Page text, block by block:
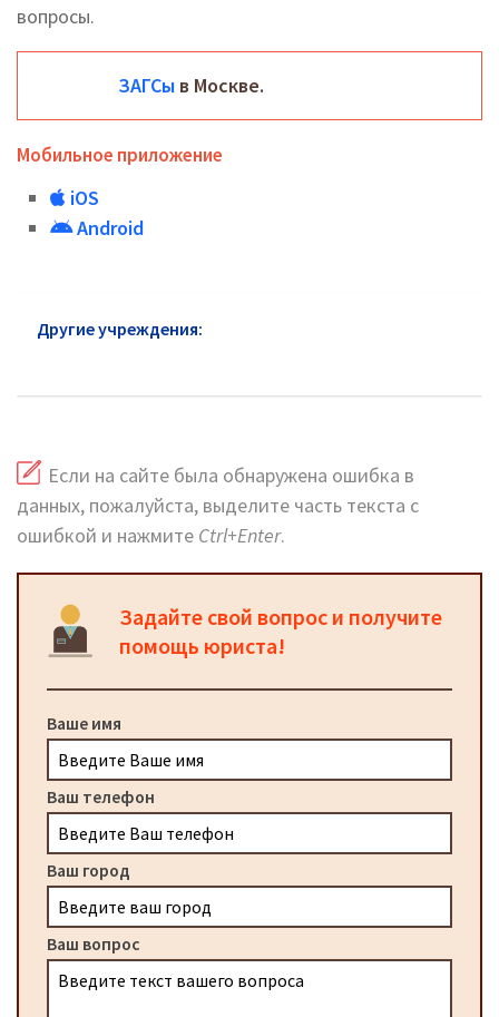
вопросы.
ЗАГСы в Москве.
Мобильное приложение
iOS
Android
Другие учреждения:
Если на сайте была обнаружена ошибка в
данных, пожалуйста, выделите часть текста с
ошибкой и нажмите Ctrl+Enter.
Задайте свой вопрос и получите
помощь юриста!
Ваше имя
Ваш телефон
Ваш город
Ваш вопрос